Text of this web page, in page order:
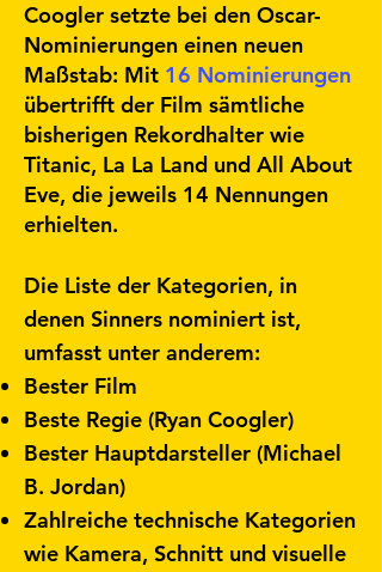
Coogler setzte bei den Oscar-
Nominierungen einen neuen
Maßstab: Mit 16 Nominierungen
übertrifft der Film sämtliche
bisherigen Rekordhalter wie
Titanic, La La Land und All About
Eve, die jeweils 14 Nennungen
erhielten.
Die Liste der Kategorien, in
denen Sinners nominiert ist,
umfasst unter anderem:
Bester Film
Beste Regie (Ryan Coogler)
Bester Hauptdarsteller (Michael
B. Jordan)
Zahlreiche technische Kategorien
wie Kamera, Schnitt und visuelle